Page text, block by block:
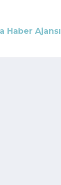
Haber Ajansı